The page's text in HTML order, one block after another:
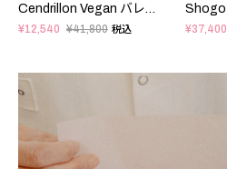
Cendrillon Vegan バレエフラット - ラバーソール - EUサイズ
¥12,540 ¥41,800 税込 ¥37,400